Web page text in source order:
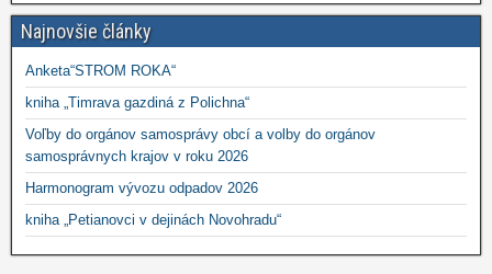
Najnovšie články
Anketa“STROM ROKA“
kniha „Timrava gazdiná z Polichna“
Voľby do orgánov samosprávy obcí a volby do orgánov
samosprávnych krajov v roku 2026
Harmonogram vývozu odpadov 2026
kniha „Petianovci v dejinách Novohradu“